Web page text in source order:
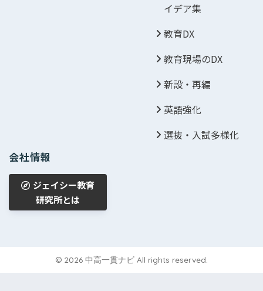
イデア集
教育DX
教育現場のDX
新設・再編
英語強化
選抜・入試多様化
会社情報
ジェイシー教育
研究所とは
© 2026 中高一貫ナビ All rights reserved.